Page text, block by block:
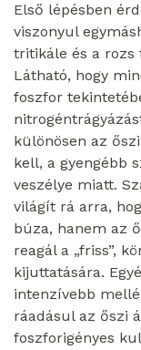
Első lépésben
viszonyul
tritikále és a rozs
Látható, hogy
foszfor
különösen az
kell, a gyengébb
veszélye miatt.
világít rá arra,
búza, hanem az
reagál a „friss”,
kijuttatására.
intenzívebb
ráadásul az őszi
foszforigényes